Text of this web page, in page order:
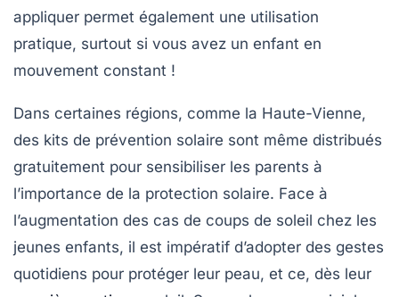
appliquer permet également une utilisation
pratique, surtout si vous avez un enfant en
mouvement constant !
Dans certaines régions, comme la Haute-Vienne,
des kits de prévention solaire sont même distribués
gratuitement pour sensibiliser les parents à
l’importance de la protection solaire. Face à
l’augmentation des cas de coups de soleil chez les
jeunes enfants, il est impératif d’adopter des gestes
quotidiens pour protéger leur peau, et ce, dès leur